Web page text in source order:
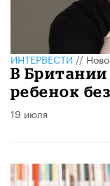
ИНТЕРВЕСТИ//
В
ребенок
19 июля